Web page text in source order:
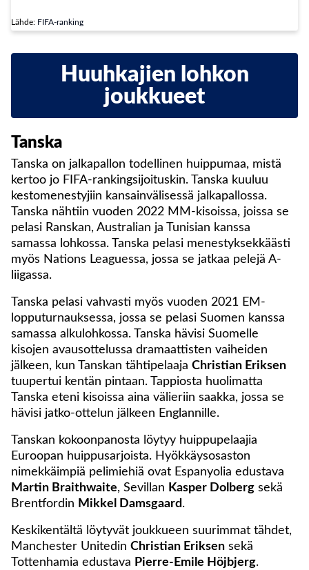
Lähde: FIFA-ranking
Huuhkajien lohkon
joukkueet
Tanska
Tanska on jalkapallon todellinen huippumaa, mistä
kertoo jo FIFA-rankingsijoituskin. Tanska kuuluu
kestomenestyjiin kansainvälisessä jalkapallossa.
Tanska nähtiin vuoden 2022 MM-kisoissa, joissa se
pelasi Ranskan, Australian ja Tunisian kanssa
samassa lohkossa. Tanska pelasi menestyksekkäästi
myös Nations Leaguessa, jossa se jatkaa pelejä A-
liigassa.
Tanska pelasi vahvasti myös vuoden 2021 EM-
lopputurnauksessa, jossa se pelasi Suomen kanssa
samassa alkulohkossa. Tanska hävisi Suomelle
kisojen avausottelussa dramaattisten vaiheiden
jälkeen, kun Tanskan tähtipelaaja Christian Eriksen
tuupertui kentän pintaan. Tappiosta huolimatta
Tanska eteni kisoissa aina välieriin saakka, jossa se
hävisi jatko-ottelun jälkeen Englannille.
Tanskan kokoonpanosta löytyy huippupelaajia
Euroopan huippusarjoista. Hyökkäysosaston
nimekkäimpiä pelimiehiä ovat Espanyolia edustava
Martin Braithwaite, Sevillan Kasper Dolberg sekä
Brentfordin Mikkel Damsgaard.
Keskikentältä löytyvät joukkueen suurimmat tähdet,
Manchester Unitedin Christian Eriksen sekä
Tottenhamia edustava Pierre-Emile Höjbjerg.